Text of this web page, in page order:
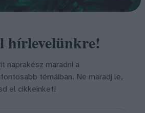
hírlevelünkre!
naprakész maradni a
témáiban. Ne maradj le,
el cikkeinket!